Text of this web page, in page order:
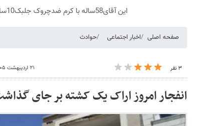
این آقای58ساله با کرم ضدچروک جلبک10سال جوان شد(سفارش با تخفیف)
صفحه اصلی اخبار اجتماعی حوادث
۳ نفر ۲۱ اردیبهشت ۱۴۰۵ - ۲۰:۱۰
انفجار امروز اراک یک کشته بر جای